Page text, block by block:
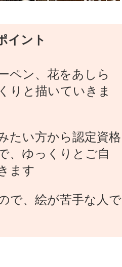
イント
ペン、花をあしら
りと描いていきま
たい方から認定資格
、ゆっくりとご自
ます
で、絵が苦手な人で